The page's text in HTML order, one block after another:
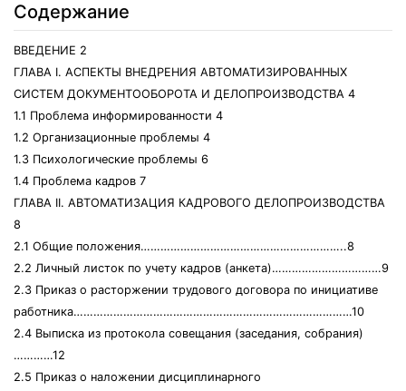
Содержание
ВВЕДЕНИЕ 2
ГЛАВА I. АСПЕКТЫ ВНЕДРЕНИЯ АВТОМАТИЗИРОВАННЫХ
СИСТЕМ ДОКУМЕНТООБОРОТА И ДЕЛОПРОИЗВОДСТВА 4
1.1 Проблема информированности 4
1.2 Организационные проблемы 4
1.3 Психологические проблемы 6
1.4 Проблема кадров 7
ГЛАВА II. АВТОМАТИЗАЦИЯ КАДРОВОГО ДЕЛОПРОИЗВОДСТВА
8
2.1 Общие положения……………………………………………………..8
2.2 Личный листок по учету кадров (анкета)……………………………9
2.3 Приказ о расторжении трудового договора по инициативе
работника…………………………………………………………………………10
2.4 Выписка из протокола совещания (заседания, собрания)
…………12
2.5 Приказ о наложении дисциплинарного